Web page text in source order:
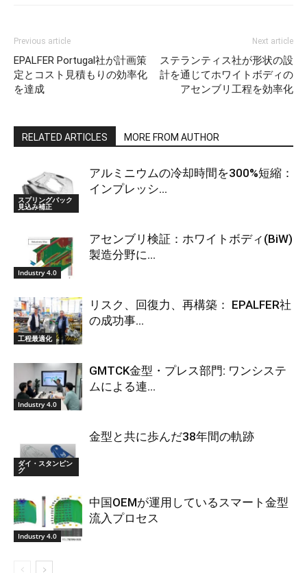
Previous article
EPALFER Portugal社が計画策
定とコスト見積もりの効率化
を達成
Next article
ステランティス社が形状の設
計を通じてホワイトボディの
アセンブリ工程を効率化
RELATED ARTICLES MORE FROM AUTHOR
スプリングバック
見込み補正
アルミニウムの冷却時間を300%短縮：
インプレッシ...
Industry 4.0
アセンブリ検証：ホワイトボディ(BiW)
製造分野に...
工程最適化
リスク、回復力、再構築： EPALFER社
の成功事...
Industry 4.0
GMTCK金型・プレス部門: ワンシステ
ムによる連...
ダイ・スタンピン
グ
金型と共に歩んだ38年間の軌跡
Industry 4.0
中国OEMが運用しているスマート金型
流入プロセス